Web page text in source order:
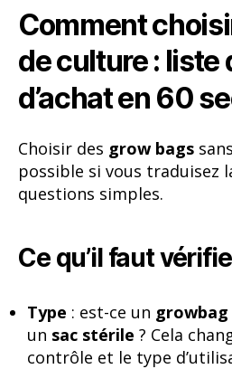
Comment
de culture : liste
d’achat en 60
Choisir des grow bags
possible si vous traduisez
questions simples.
Ce qu’il faut
Type : est-ce un growbag
un sac stérile ? Cela
contrôle et le type